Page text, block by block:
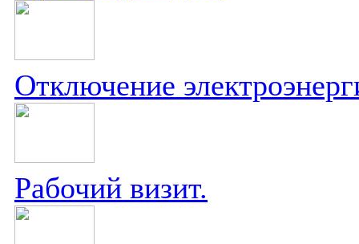
Отключение
Рабочий визит.